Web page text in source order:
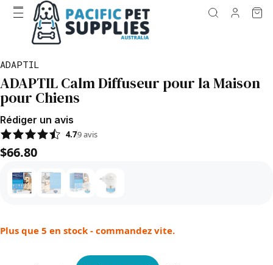
ADAPTIL
ADAPTIL Calm Diffuseur pour la Maison
pour Chiens
Rédiger un avis
4.79avis
$66.80
Plus que 5 en stock - commandez vite.